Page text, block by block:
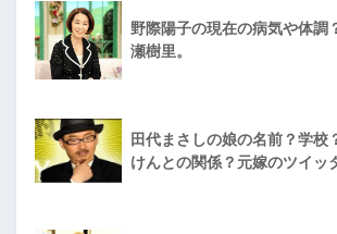
野際陽子の現在の病気や体調
瀬樹里。
田代まさしの娘の名前？学校
けんとの関係？元嫁のツイッ